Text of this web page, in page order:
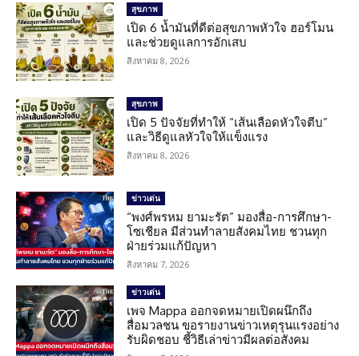
สุขภาพ
เปิด 6 น้ำมันที่ดีต่อสุขภาพหัวใจ ฮอร์โมน
และช่วยดูแลการอักเสบ
สิงหาคม 8, 2026
สุขภาพ
เปิด 5 ปัจจัยที่ทำให้ “เส้นเลือดหัวใจตีบ”
และวิธีดูแลหัวใจให้แข็งแรง
สิงหาคม 8, 2026
ข่าวเด่น
“พงศ์พรหม ยามะรัต” มองสื่อ-การศึกษา-
โซเชียล มีส่วนทำลายสังคมไทย ชวนทุก
ฝ่ายร่วมแก้ปัญหา
สิงหาคม 7, 2026
ข่าวเด่น
เพจ Mappa ออกจดหมายเปิดผนึกถึง
สื่อมวลชน ขอรายงานข่าวเหตุรุนแรงอย่าง
รับผิดชอบ ชี้วิธีเล่าข่าวมีผลต่อสังคม